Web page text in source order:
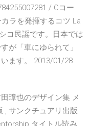
/ Cコー
ラを発揮するコツ La
コ民謡です。日本では
が「車にゆられて」
ます。 2013/01/28
璋也のデザイン集 メ
, サンクチュアリ出版